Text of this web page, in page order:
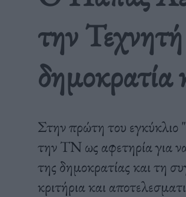
την
δημοκρατία
Στην πρώτη του
την ΤΝ ως αφετηρία για
της δημοκρατίας και τη
κριτήρια και